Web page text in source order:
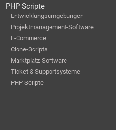
PHP Scripte
Entwicklungsumgebungen
Projektmanagement-Software
E-Commerce
Clone-Scripts
Marktplatz-Software
Ticket & Supportsysteme
PHP Scripte